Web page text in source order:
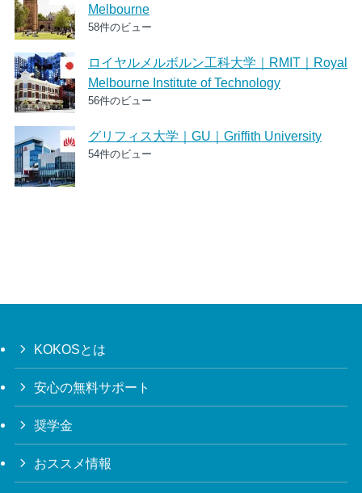
Melbourne
58件のビュー
ロイヤルメルボルン工科大学｜RMIT｜Royal
Melbourne Institute of Technology
56件のビュー
グリフィス大学｜GU｜Griffith University
54件のビュー
KOKOSとは
安心の無料サポート
奨学金
おススメ情報